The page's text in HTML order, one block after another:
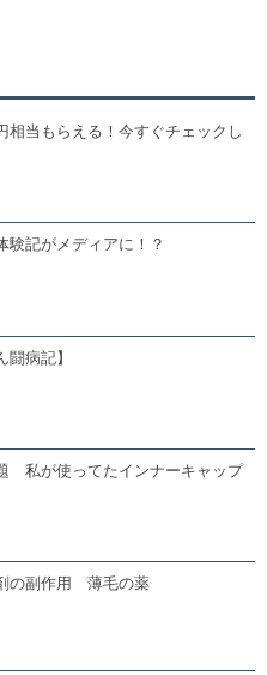
相当もらえる！今すぐチェックし
験記がメディアに！？
病記】
私が使ってたインナーキャップ
の副作用 薄毛の薬